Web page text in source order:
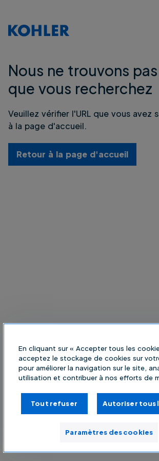
Nous ne trouvons
que vous recherchez
Veuillez vérifier l'URL que vous avez
à la page d'accueil.
Retour à la page d'accueil
En cliquant sur « Accepter tous les
acceptez le stockage de cookies sur
pour améliorer la navigation sur le site,
utilisation et contribuer à nos efforts de
Tout refuser Autoriser tous
Paramètres des cookies